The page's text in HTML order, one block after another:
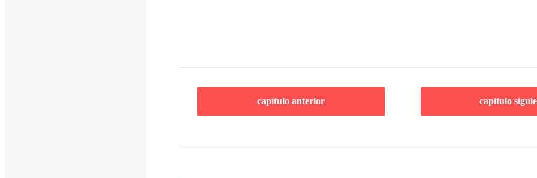
capítulo anterior capítulo